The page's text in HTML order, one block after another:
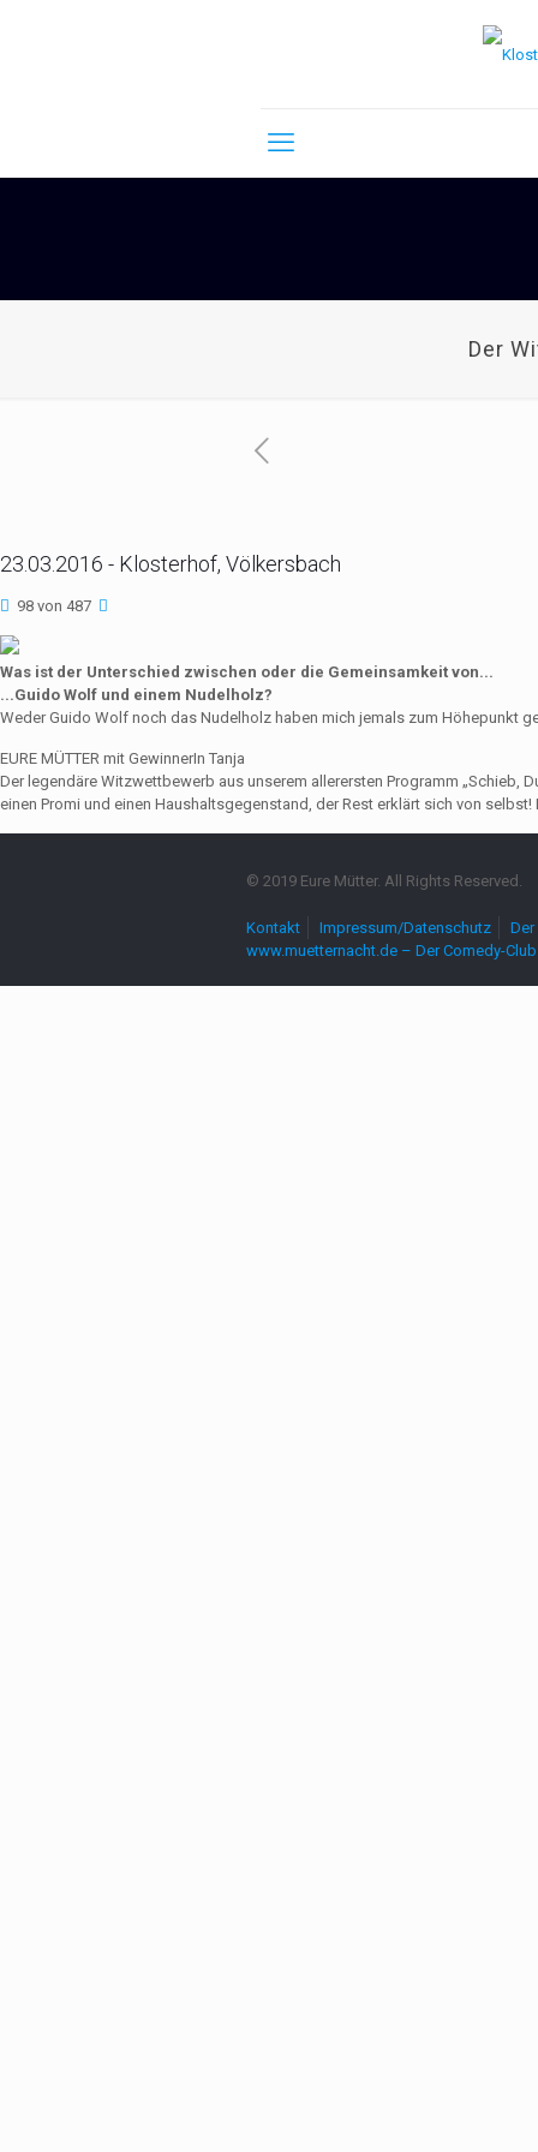
Der
23.03.2016 - Klosterhof, Völkersbach
98 von 487
Was ist der Unterschied zwischen oder die Gemeinsamkeit von...
...Guido Wolf und einem Nudelholz?
Weder Guido Wolf noch das Nudelholz haben mich jemals zum Höhepunkt
EURE MÜTTER mit GewinnerIn Tanja
Der legendäre Witzwettbewerb aus unserem allerersten Programm „Schieb,
einen Promi und einen Haushaltsgegenstand, der Rest erklärt sich von
© 2019 Eure Mütter. All Rights Reserved.
Kontakt Impressum/Datenschutz
www.muetternacht.de – Der Comedy-Club